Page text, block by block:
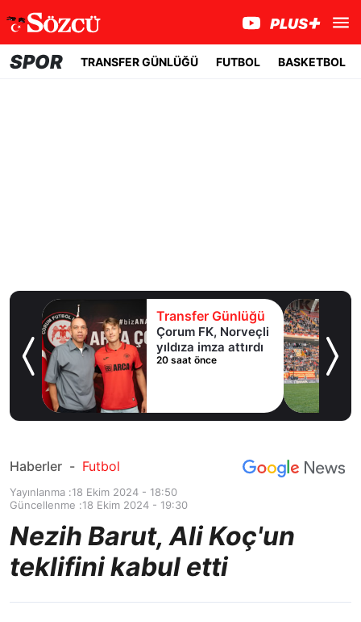
SPOR TRANSFER GÜNLÜĞÜ FUTBOL BASKETBOL
Transfer Günlüğü
Çorum FK, Norveçli
yıldıza imza attırdı
20 saat önce
Haberler - Futbol
Yayınlanma :18 Ekim 2024 - 18:50
Güncellenme :18 Ekim 2024 - 19:30
Nezih Barut, Ali Koç'un
teklifini kabul etti